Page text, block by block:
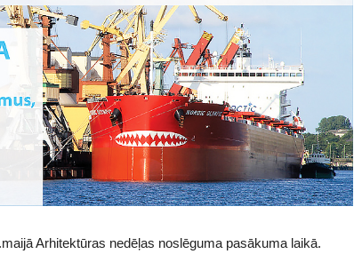
Arhitektūras nedēļas noslēguma pasākuma laikā.